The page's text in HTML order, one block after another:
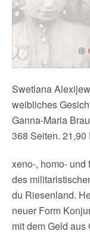
Swetlana
weibliches
Ganna-Maria
368 Seiten. 21,90
xeno-, homo- und
des
du Riesenland.
neuer Form
mit dem Geld